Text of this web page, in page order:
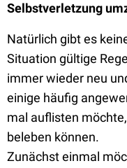
Selbstverletzung
Natürlich gibt es
Situation gültige
immer wieder neu
einige häufig
mal auflisten
beleben können.
Zunächst einmal